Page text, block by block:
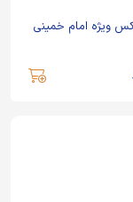
ویژه امام خمینی